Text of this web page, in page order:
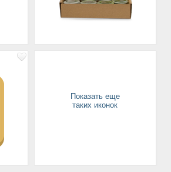
Показать еще
таких иконок